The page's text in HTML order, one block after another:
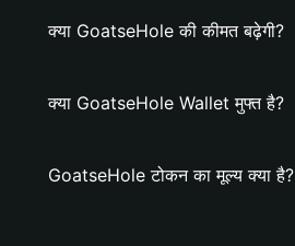
क्या GoatseHole की कीमत बढ़ेगी?
क्या GoatseHole Wallet मुफ्त है?
GoatseHole टोकन का मूल्य क्या है?